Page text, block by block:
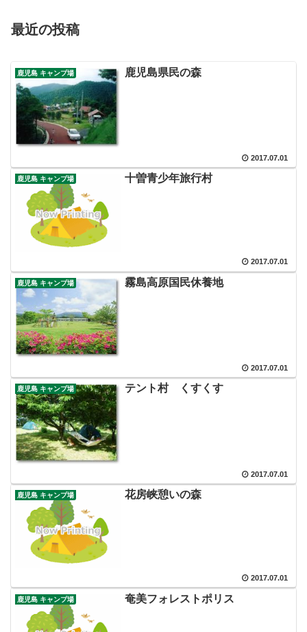
最近の投稿
鹿児島 キャンプ場 鹿児島県民の森
2017.07.01
鹿児島 キャンプ場 十曽青少年旅行村
2017.07.01
鹿児島 キャンプ場 霧島高原国民休養地
2017.07.01
鹿児島 キャンプ場 テント村 くすくす
2017.07.01
鹿児島 キャンプ場 花房峡憩いの森
2017.07.01
鹿児島 キャンプ場 奄美フォレストポリス